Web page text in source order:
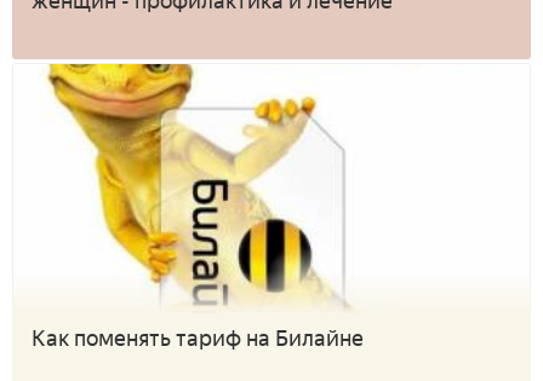
Как поменять тариф на Билайне